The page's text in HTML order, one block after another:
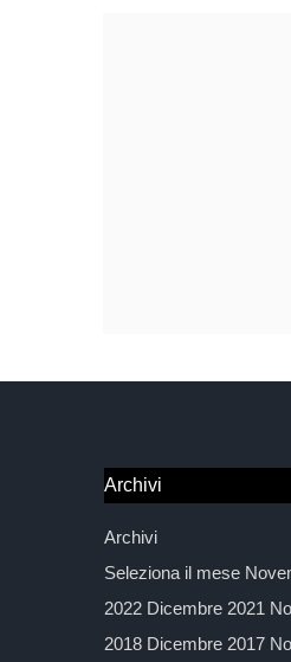
Archivi
Archivi
Seleziona il mese
2022 Dicembre 2021
2018 Dicembre 2017